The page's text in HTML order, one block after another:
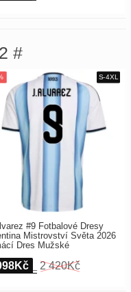
#
#9 Fotbalové Dresy
Mistrovství Světa 2026
Dres Mužské
2 420Kč